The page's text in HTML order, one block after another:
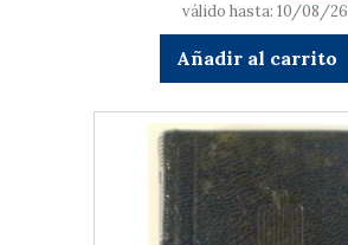
válido hasta: 10/08/26
Añadir al carrito